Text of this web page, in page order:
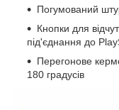
Погумований
Кнопки для
під'єднання до
Перегонове
180 градусів